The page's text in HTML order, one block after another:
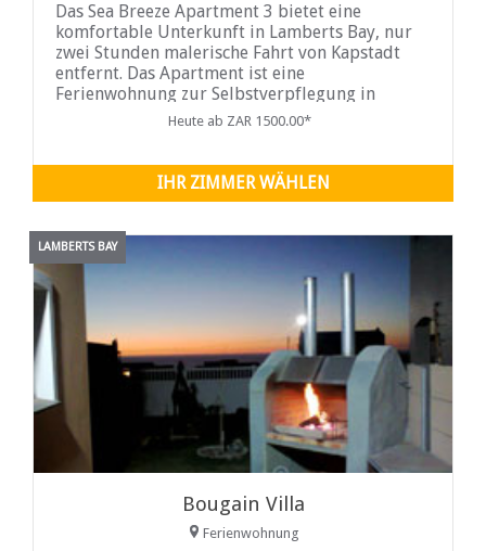
Das Sea Breeze Apartment 3 bietet eine
komfortable Unterkunft in Lamberts Bay, nur
zwei Stunden malerische Fahrt von Kapstadt
entfernt. Das Apartment ist eine
Ferienwohnung zur Selbstverpflegung in
Lamberts Bay und bietet Platz für fünf Gäste.
jeweils mit einem Doppelbett ausgestattet.
Heute ab ZAR 1500.00*
IHR ZIMMER WÄHLEN
LAMBERTS BAY
Bougain Villa
Ferienwohnung